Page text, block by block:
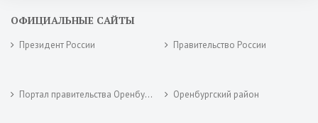
ОФИЦИАЛЬНЫЕ САЙТЫ
Президент России Правительство России
Портал правительства Оренбургской области Оренбургский район